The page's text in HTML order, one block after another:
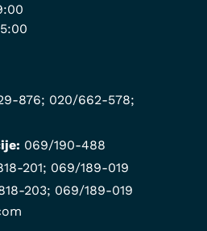
876; 020/662-578;
069/190-488
201; 069/189-019
203; 069/189-019